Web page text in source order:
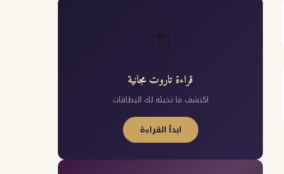
🃏
قراءة تاروت مجانية
اكتشف ما تخبئه لك البطاقات
ابدأ القراءة